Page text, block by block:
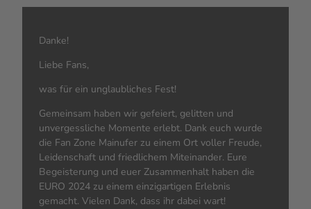
Danke!
Liebe Fans,
was für ein unglaubliches Fest!
Gemeinsam haben wir gefeiert, gelitten und
unvergessliche Momente erlebt. Dank euch wurde
die Fan Zone Mainufer zu einem Ort voller Freude,
Leidenschaft und friedlichem Miteinander. Eure
Begeisterung und euer Zusammenhalt haben die
EURO 2024 zu einem einzigartigen Erlebnis
gemacht. Vielen Dank, dass ihr dabei wart!